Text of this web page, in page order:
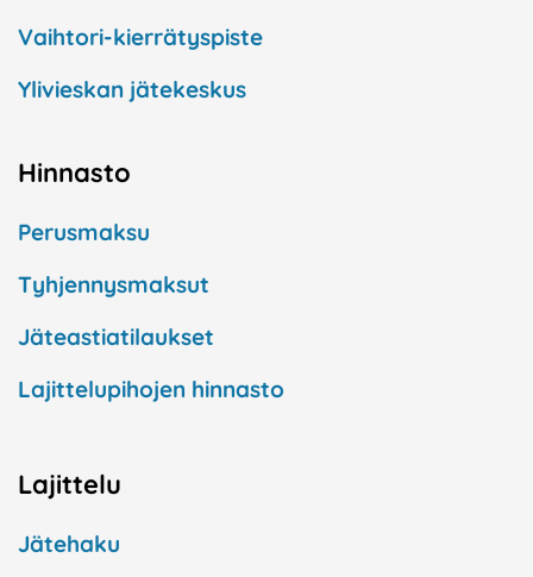
Vaihtori-kierrätyspiste
Ylivieskan jätekeskus
Hinnasto
Perusmaksu
Tyhjennysmaksut
Jäteastiatilaukset
Lajittelupihojen hinnasto
Lajittelu
Jätehaku